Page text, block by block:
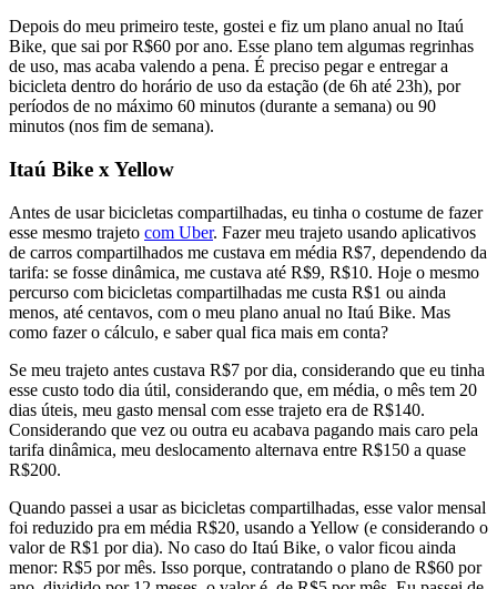
Depois do meu primeiro teste, gostei e fiz um plano anual no Itaú
Bike, que sai por R$60 por ano. Esse plano tem algumas regrinhas
de uso, mas acaba valendo a pena. É preciso pegar e entregar a
bicicleta dentro do horário de uso da estação (de 6h até 23h), por
períodos de no máximo 60 minutos (durante a semana) ou 90
minutos (nos fim de semana).
Itaú Bike x Yellow
Antes de usar bicicletas compartilhadas, eu tinha o costume de fazer
esse mesmo trajeto com Uber. Fazer meu trajeto usando aplicativos
de carros compartilhados me custava em média R$7, dependendo da
tarifa: se fosse dinâmica, me custava até R$9, R$10. Hoje o mesmo
percurso com bicicletas compartilhadas me custa R$1 ou ainda
menos, até centavos, com o meu plano anual no Itaú Bike. Mas
como fazer o cálculo, e saber qual fica mais em conta?
Se meu trajeto antes custava R$7 por dia, considerando que eu tinha
esse custo todo dia útil, considerando que, em média, o mês tem 20
dias úteis, meu gasto mensal com esse trajeto era de R$140.
Considerando que vez ou outra eu acabava pagando mais caro pela
tarifa dinâmica, meu deslocamento alternava entre R$150 a quase
R$200.
Quando passei a usar as bicicletas compartilhadas, esse valor mensal
foi reduzido pra em média R$20, usando a Yellow (e considerando o
valor de R$1 por dia). No caso do Itaú Bike, o valor ficou ainda
menor: R$5 por mês. Isso porque, contratando o plano de R$60 por